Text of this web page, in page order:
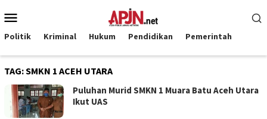
ke
kontenMobile
Politik Kriminal Hukum Pendidikan Pemerintah
TAG:SMKN 1 ACEH UTARA
Puluhan Murid SMKN 1 Muara Batu Aceh Utara
Ikut UAS